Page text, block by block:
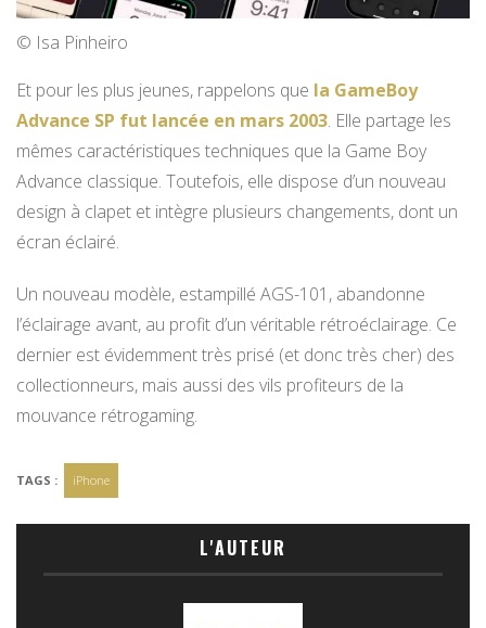
© Isa Pinheiro
Et pour les plus jeunes, rappelons que la GameBoy
Advance SP fut lancée en mars 2003. Elle partage les
mêmes caractéristiques techniques que la Game Boy
Advance classique. Toutefois, elle dispose d’un nouveau
design à clapet et intègre plusieurs changements, dont un
écran éclairé.
Un nouveau modèle, estampillé AGS-101, abandonne
l’éclairage avant, au profit d’un véritable rétroéclairage. Ce
dernier est évidemment très prisé (et donc très cher) des
collectionneurs, mais aussi des vils profiteurs de la
mouvance rétrogaming.
TAGS : iPhone
L'AUTEUR